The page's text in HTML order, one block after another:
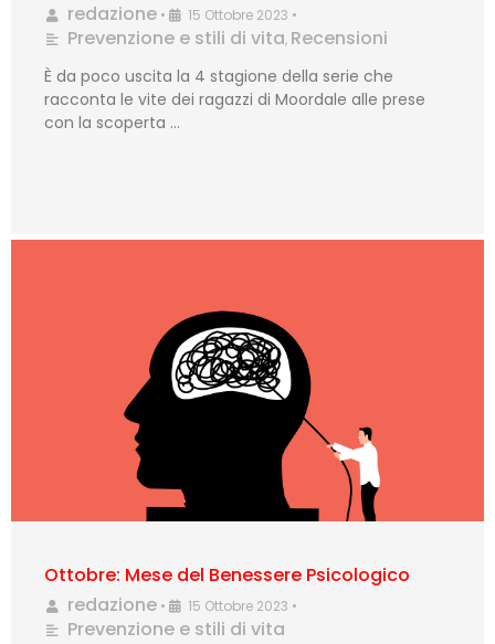
redazione • 15 Ottobre 2023 •
Prevenzione e stili di vita, Recensioni
È da poco uscita la 4 stagione della serie che
racconta le vite dei ragazzi di Moordale alle prese
con la scoperta …
Ottobre: Mese del Benessere Psicologico
redazione • 15 Ottobre 2023 •
Prevenzione e stili di vita